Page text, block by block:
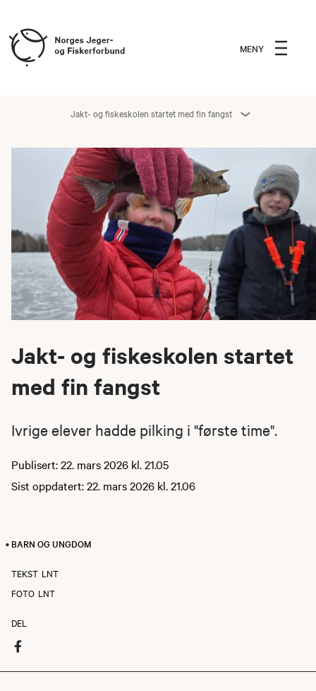
MENY
Jakt- og fiskeskolen startet med fin fangst
Jakt- og fiskeskolen startet
med fin fangst
Ivrige elever hadde pilking i "første time".
Publisert: 22. mars 2026 kl. 21.05
Sist oppdatert: 22. mars 2026 kl. 21.06
• BARN OG UNGDOM
TEKST LNT
FOTO LNT
DEL